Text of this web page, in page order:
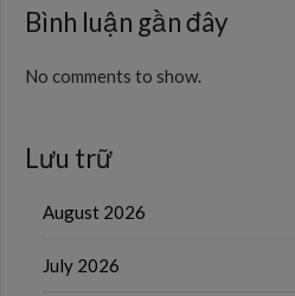
Bình luận gần đây
No comments to show.
Lưu trữ
August 2026
July 2026